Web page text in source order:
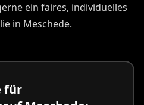
ein faires, individuelles
in Meschede.
für